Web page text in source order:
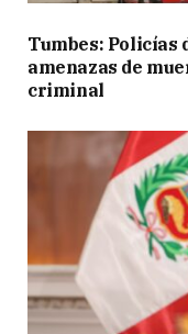
Tumbes: Policías
amenazas de
criminal